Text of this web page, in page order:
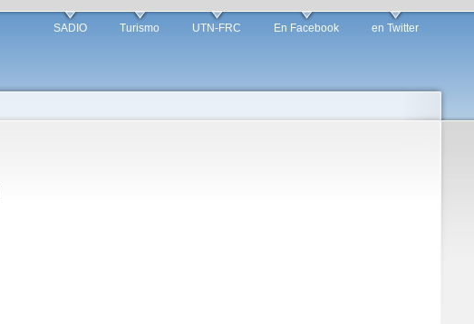
SADIO Turismo UTN-FRC En Facebook en Twitter